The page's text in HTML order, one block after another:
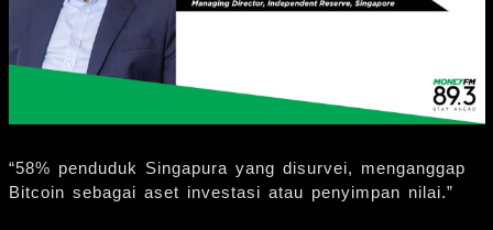
“58% penduduk Singapura yang disurvei, menganggap
Bitcoin sebagai aset investasi atau penyimpan nilai.”